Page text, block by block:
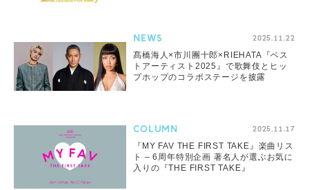
NEWS 2025.11.22
髙橋海人×市川團十郎×RIEHATA『ベス
トアーティスト2025』で歌舞伎とヒッ
プホップのコラボステージを披露
COLUMN 2025.11.17
『MY FAV THE FIRST TAKE』楽曲リス
ト – 6周年特別企画 著名人が選ぶお気に
入りの『THE FIRST TAKE』